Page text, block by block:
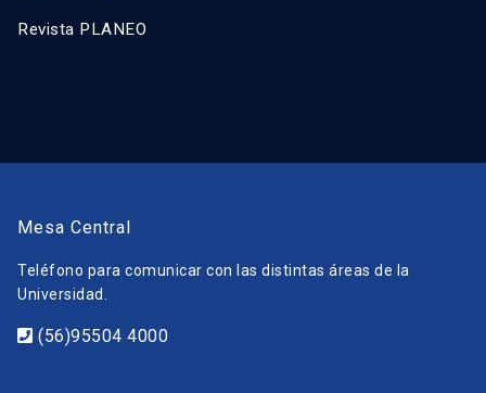
Revista PLANEO
Mesa Central
Teléfono para comunicar con las distintas áreas de la
Universidad.
(56)95504 4000